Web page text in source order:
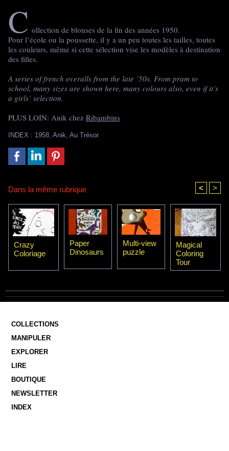
C ollection de blouses de la fin des années 1950.
Pour l’école ou la poussette, il y a un peu toutes les tailles, toutes
les couleurs, même si cette sélection vise les modèles à destination
des filles.
A series of french overalls from the late ’50s. From pram to
school, many sizes are shown here, many colours also, even if it’s
a girls’ selection.
PLUS LOIN: Anik chez Ribambins
INDEX : 1958, Anik, Au Trésor
Dans la même rubrique < >
Crazy
Coloriage
Paper
Dinosaurs
Multi-view
puzzle
Magical
Coloring
Tour
COLLECTIONS
MANIPULER
EXPLORER
LIRE
BOUTIQUE
NEWSLETTER
INDEX